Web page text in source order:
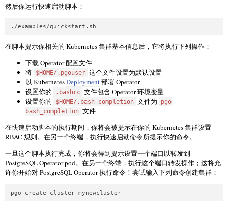
然后你运行快速启动脚本：
./examples/quickstart.sh
在脚本提示你相关的 Kubernetes 集群基本信息后，它将执行下列操作：
下载 Operator 配置文件
将 $HOME/.pgouser 这个文件设置为默认设置
以 KubernetesDeployment部署 Operator
设置你的
.bashrc 文件包含 Operator 环境变量
设置你的
$HOME/.bash_completion 文件为
pgo
bash_completion 文件
在快速启动脚本的执行期间，你将会被提示在你的 Kubernetes 集群设置
RBAC 规则。在另一个终端，执行快速启动命令所提示你的命令。
一旦这个脚本执行完成，你将会得到提示设置一个端口以转发到
PostgreSQL Operator pod。在另一个终端，执行这个端口转发操作；这将允
许你开始对 PostgreSQL Operator 执行命令！尝试输入下列命令创建集群：
pgo create cluster mynewcluster